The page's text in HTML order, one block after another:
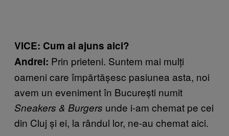
VICE: Cum ai ajuns aici?
Andrei: Prin prieteni. Suntem mai mulți
oameni care împărtășesc pasiunea asta, noi
avem un eveniment în București numit
Sneakers & Burgers unde i-am chemat pe cei
din Cluj și ei, la rândul lor, ne-au chemat aici.